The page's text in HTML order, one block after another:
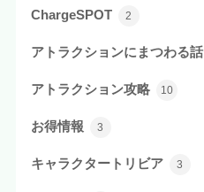
ChargeSPOT 2
アトラクションにまつわる話
アトラクション攻略 10
お得情報 3
キャラクタートリビア 3